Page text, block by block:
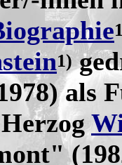
1)
als
Herzog